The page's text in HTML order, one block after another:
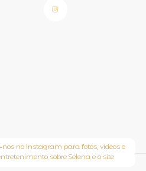
nos no Instagram para fotos, vídeos e
sobre Selena e o site